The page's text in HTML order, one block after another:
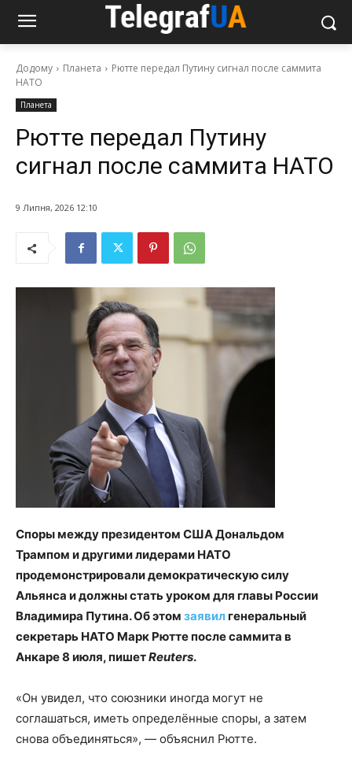
Додому Планета
Рютте передал Путину сигнал после саммита
НАТО
Планета
Рютте передал Путину
сигнал после саммита НАТО
9 Липня, 2026 12:10
Споры между президентом США Дональдом
Трампом и другими лидерами НАТО
продемонстрировали демократическую силу
Альянса и должны стать уроком для главы России
Владимира Путина. Об этом заявилгенеральный
секретарь НАТО Марк Рютте после саммита в
Анкаре 8 июля, пишетReuters.
«Он увидел, что союзники иногда могут не
соглашаться, иметь определённые споры, а затем
снова объединяться», — объяснил Рютте.